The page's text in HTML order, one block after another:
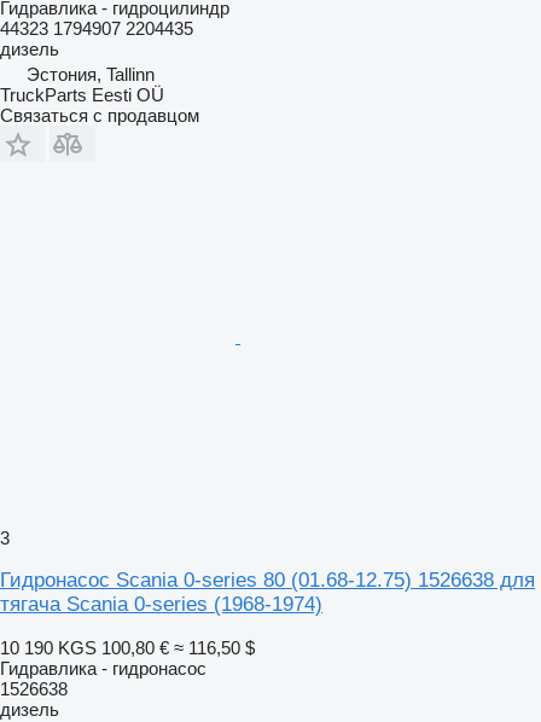
Гидравлика - гидроцилиндр
44323 1794907 2204435
дизель
Эстония, Tallinn
TruckParts Eesti OÜ
Связаться с продавцом
3
Гидронасос Scania 0-series 80 (01.68-12.75) 1526638 для
тягача Scania 0-series (1968-1974)
10 190 KGS 100,80 € ≈ 116,50 $
Гидравлика - гидронасос
1526638
дизель